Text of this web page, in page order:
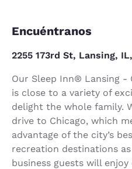
Encuéntranos
2255 173rd St, Lansing,
Our Sleep Inn® Lansing -
is close to a variety of
delight the whole family.
drive to Chicago, which
advantage of the city’s
recreation destinations
business guests will